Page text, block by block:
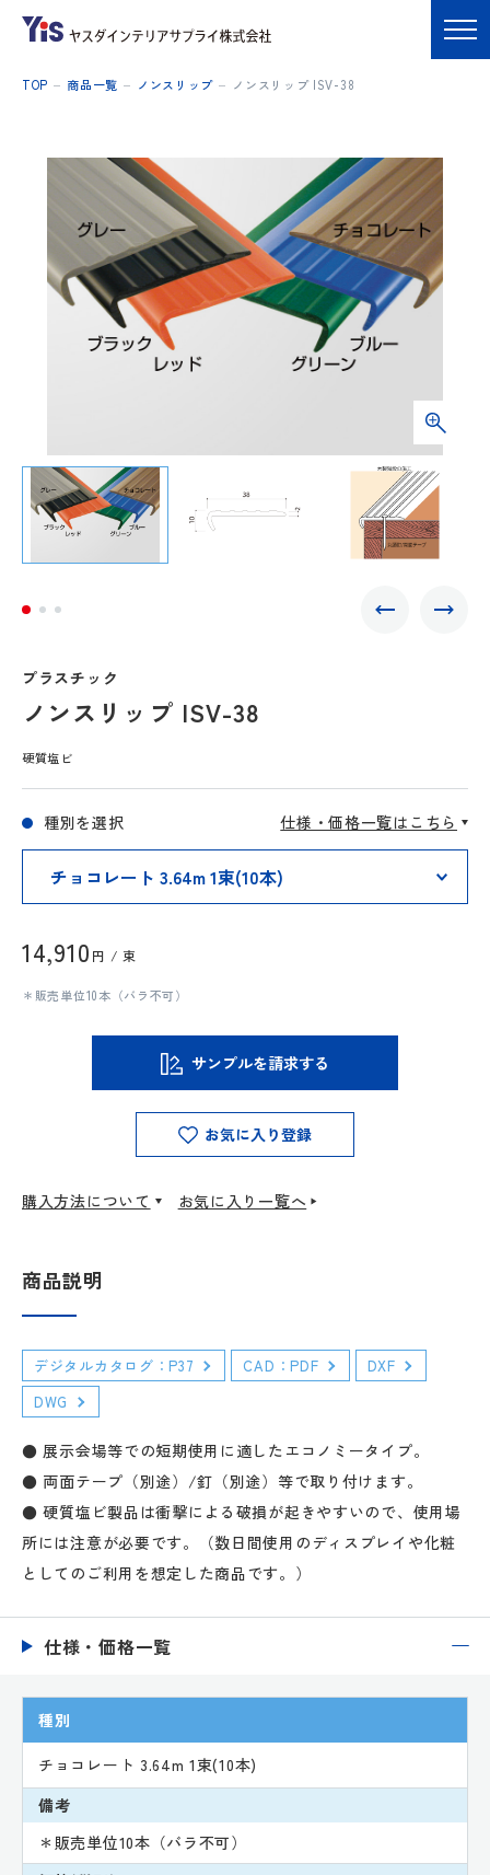
TOP 商品一覧 ノンスリップ ノンスリップ ISV-38
プラスチック
ノンスリップ ISV-38
硬質塩ビ
仕様・価格一覧はこちら
種別を選択
14,910 円 / 束
＊販売単位10本（バラ不可）
サンプルを請求する
お気に入り登録
購入方法について お気に入り一覧へ
商品説明
デジタルカタログ：P37 CAD：PDF
DXF
DWG
● 展示会場等での短期使用に適したエコノミータイプ。
● 両面テープ（別途）/釘（別途）等で取り付けます。
● 硬質塩ビ製品は衝撃による破損が起きやすいので、使用場
所には注意が必要です。（数日間使用のディスプレイや化粧
としてのご利用を想定した商品です。）
仕様・価格一覧
種別
チョコレート 3.64m 1束(10本)
備考
＊販売単位10本（バラ不可）